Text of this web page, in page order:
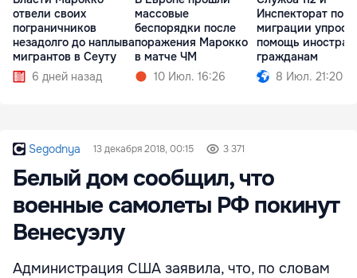
отвели своих
пограничников
незадолго до наплыва
мигрантов в Сеуту
6 дней назад
массовые
беспорядки после
поражения Марокко
в матче ЧМ
10 Июл. 16:26
Инспекторат по
миграции
помощь
гражданам
8 Июл. 21:20
Segodnya 13 декабря 2018, 00:15 3 371
Белый дом сообщил, что
военные самолеты РФ покинут
Венесуэлу
Администрация США заявила, что, по словам